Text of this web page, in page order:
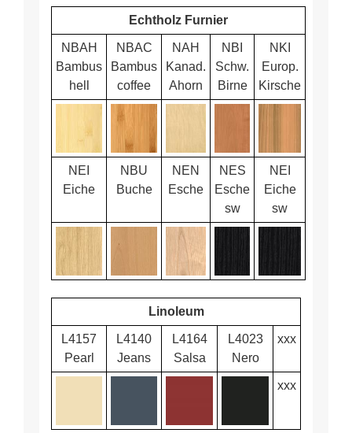
Echtholz Furnier
NBAH
Bambus
hell
NBAC
Bambus
coffee
NAH
Kanad.
Ahorn
NBI
Schw.
Birne
NKI
Europ.
Kirsche
NEI
Eiche
NBU
Buche
NEN
Esche
NES
Esche
sw
NEI
Eiche
sw
Linoleum
L4157
Pearl
L4140
Jeans
L4164
Salsa
L4023
Nero
xxx
xxx